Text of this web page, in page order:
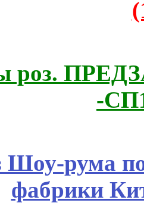
роз.
-
Шоу-рума
фабрики